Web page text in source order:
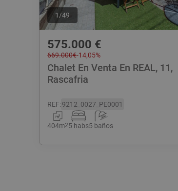
1 /49
575.000 €
669.000€-14,05%
Chalet En Venta En REAL, 11,
Rascafria
REF:9212_0027_PE0001
404m25 habs5 baños